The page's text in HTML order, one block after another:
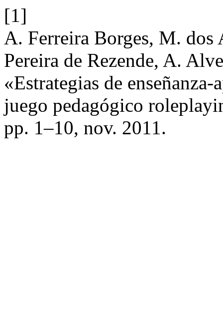
[1]
A. Ferreira Borges, M. dos
Pereira de Rezende, A.
«Estrategias de
juego pedagógico
pp. 1–10, nov. 2011.